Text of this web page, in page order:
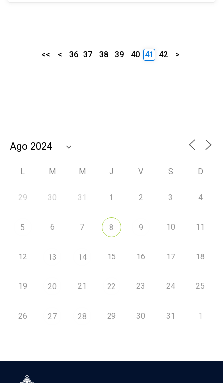
<< < 36 37 38 39 40 41 42 >
L M M J V S D
29 30 31 1 2 3 4
5 6 7 8 9 10 11
12 13 14 15 16 17 18
19 20 21 22 23 24 25
26 27 28 29 30 31 1